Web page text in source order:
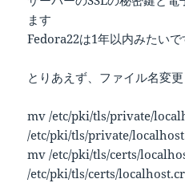
ます
Fedora22は1年以内みたいで
とりあえず、ファイル名変更
mv /etc/pki/tls/private/
/etc/pki/tls/private/
mv /etc/pki/tls/certs/
/etc/pki/tls/certs/